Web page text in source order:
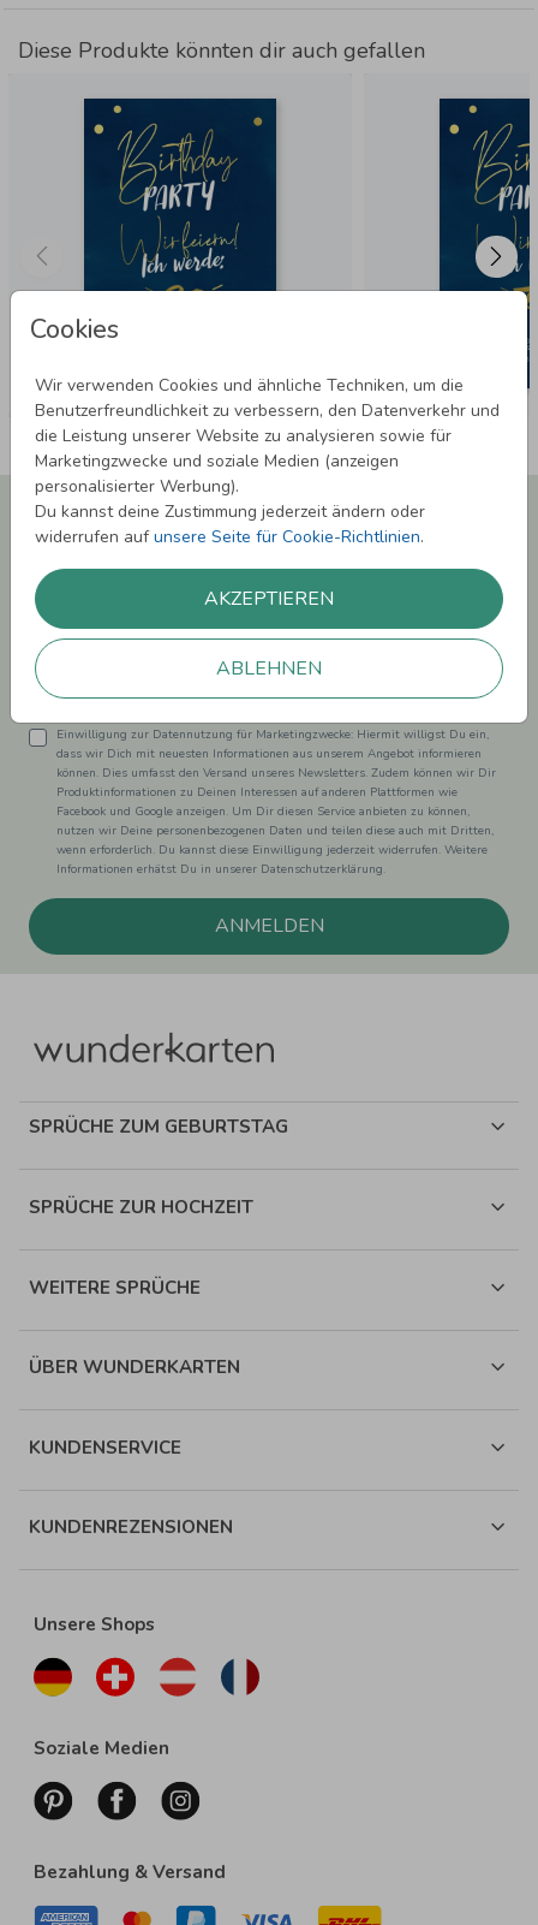
Cookies
Wir verwenden Cookies und ähnliche Techniken, um die
Benutzerfreundlichkeit zu verbessern, den Datenverkehr und
die Leistung unserer Website zu analysieren sowie für
Marketingzwecke und soziale Medien (anzeigen
personalisierter Werbung).
Du kannst deine Zustimmung jederzeit ändern oder
widerrufen aufunsere Seite für Cookie-Richtlinien.
AKZEPTIEREN
ABLEHNEN
Diese Produkte könnten dir auch gefallen
Newsletter abonnieren und 5,00 € Rabatt**
sichern!
Melde Dich zu unserem Newsletter an und bleibe auf dem
Laufenden.
Einwilligung zur Datennutzung für Marketingzwecke: Hiermit willigst Du ein,
dass wir Dich mit neuesten Informationen aus unserem Angebot informieren
können. Dies umfasst den Versand unseres Newsletters. Zudem können wir Dir
Produktinformationen zu Deinen Interessen auf anderen Plattformen wie
Facebook und Google anzeigen. Um Dir diesen Service anbieten zu können,
nutzen wir Deine personenbezogenen Daten und teilen diese auch mit Dritten,
wenn erforderlich. Du kannst diese Einwilligung jederzeit widerrufen. Weitere
Informationen erhätst Du in unserer Datenschutzerklärung.
ANMELDEN
SPRÜCHE ZUM GEBURTSTAG
SPRÜCHE ZUR HOCHZEIT
WEITERE SPRÜCHE
ÜBER WUNDERKARTEN
KUNDENSERVICE
KUNDENREZENSIONEN
Unsere Shops
Soziale Medien
Bezahlung & Versand